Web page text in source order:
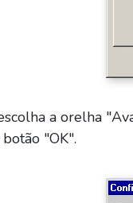
a orelha
"OK".